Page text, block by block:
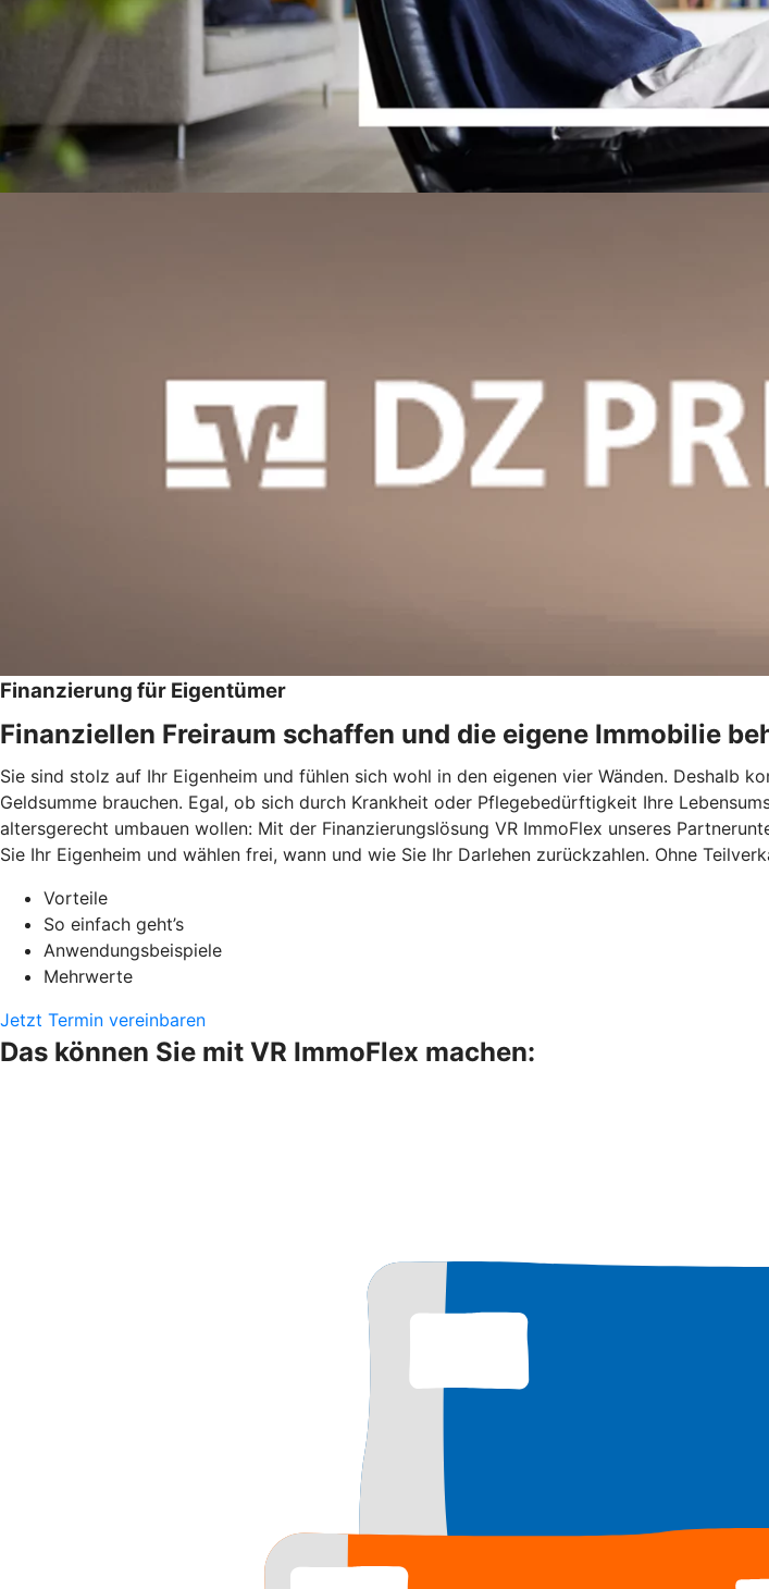
Finanzierung für Eigentümer
Finanziellen Freiraum schaffen und die eigene Immobilie
Sie sind stolz auf Ihr Eigenheim und fühlen sich wohl in den eigenen vier Wänden. Deshalb
Geldsumme brauchen. Egal, ob sich durch Krankheit oder Pflegebedürftigkeit Ihre
altersgerecht umbauen wollen: Mit der Finanzierungslösung VR ImmoFlex unseres
Sie Ihr Eigenheim und wählen frei, wann und wie Sie Ihr Darlehen zurückzahlen. Ohne
Vorteile
So einfach geht’s
Anwendungsbeispiele
Mehrwerte
Jetzt Termin vereinbaren
Das können Sie mit VR ImmoFlex machen: